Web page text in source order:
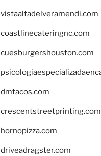
vistaaltadelveramendi.com
coastlinecateringnc.com
cuesburgershouston.com
dmtacos.com
crescentstreetprinting.com
hornopizza.com
driveadragster.com